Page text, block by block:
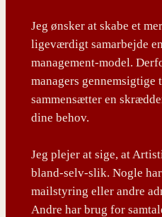
Jeg ønsker at skabe et
ligeværdigt samarbejde
management-model.
managers gennemsigtige
sammensætter en
dine behov.
Jeg plejer at sige, at
bland-selv-slik. Nogle
mailstyring eller andre
Andre har brug for